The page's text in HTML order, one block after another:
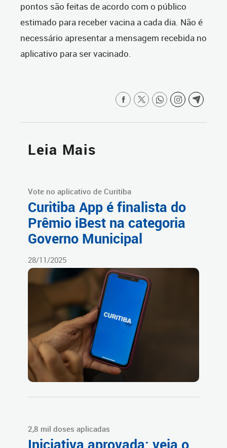
pontos são feitas de acordo com o público
estimado para receber vacina a cada dia. Não é
necessário apresentar a mensagem recebida no
aplicativo para ser vacinado.
Leia Mais
Vote no aplicativo de Curitiba
Curitiba App é finalista do
Prêmio iBest na categoria
Governo Municipal
28/11/2025
2,8 mil doses aplicadas
Iniciativa aprovada: veja o